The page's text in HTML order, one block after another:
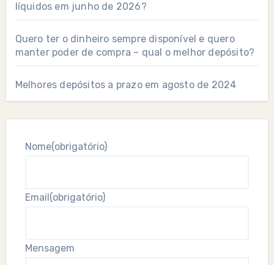
líquidos em junho de 2026?
Quero ter o dinheiro sempre disponível e quero
manter poder de compra – qual o melhor depósito?
Melhores depósitos a prazo em agosto de 2024
Nome(obrigatório)
Email (obrigatório)
Mensagem